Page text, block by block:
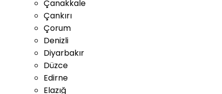
Çanakkale
Çankırı
Çorum
Denizli
Diyarbakır
Düzce
Edirne
Elazığ